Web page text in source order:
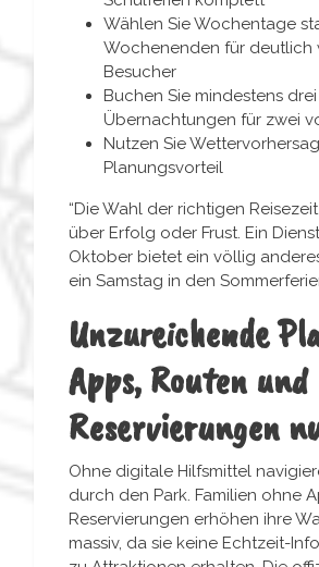
Wählen Sie Wochentage
Wochenenden für deutlich
Besucher
Buchen Sie mindestens drei
Übernachtungen für zwei
Nutzen Sie
Planungsvorteil
“Die Wahl der richtigen
über Erfolg oder Frust. Ein
Oktober bietet ein völlig
ein Samstag in den
Unzureichende
Apps, Routen und
Reservierungen
Ohne digitale Hilfsmittel
durch den Park. Familien ohne
Reservierungen erhöhen ihre
massiv, da sie keine Echtzeit-